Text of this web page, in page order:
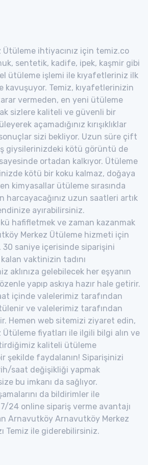
ihtiyacınız için temiz.co
sentetik, kadife, ipek, kaşmir gibi
ütüleme işlemi ile kıyafetleriniz ilk
kavuşuyor. Temiz, kıyafetlerinizin
vermeden, en yeni ütüleme
sizlere kaliteli ve güvenli bir
açamadığınız kırışıklıklar
sizi bekliyor. Uzun süre çift
giysilerinizdeki kötü görüntü de
ortadan kalkıyor. Ütüleme
kötü bir koku kalmaz, doğaya
kimyasallar ütüleme sırasında
harcayacağınız uzun saatleri artık
ayırabilirsiniz.
hafifletmek ve zaman kazanmak
Merkez Ütüleme hizmeti için
30 saniye içerisinde siparişini
vaktinizin tadını
aklınıza gelebilecek her eşyanın
yapıp askıya hazır hale getirir.
içinde valelerimiz tarafından
ve valelerimiz tarafından
Hemen web sitemizi ziyaret edin,
fiyatları ile ilgili bilgi alın ve
kaliteli ütüleme
şekilde faydalanın! Siparişinizi
saat değişikliği yapmak
bu imkanı da sağlıyor.
da bildirimler ile
24 online sipariş verme avantajı
Arnavutköy Arnavutköy Merkez
Temiz ile giderebilirsiniz.